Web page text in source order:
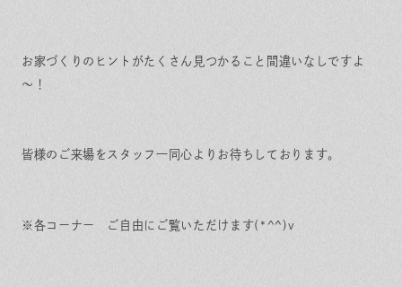
お家づくりのヒントがたくさん見つかること間違いなしですよ
～！
皆様のご来場をスタッフ一同心よりお待ちしております。
※各コーナー ご自由にご覧いただけます(*^^)v